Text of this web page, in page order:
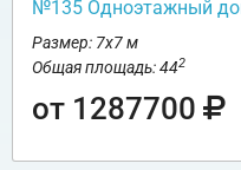
№135 Одноэтажный
Размер: 7х7 м
Общая площадь: 442
от 1287700